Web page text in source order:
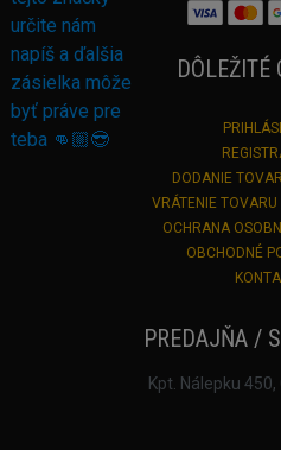
DÔLEŽITÉ
DODANIE
VRÁTENIE
OCHRANA
OBCHODNÉ
PREDAJŇA /
Kpt. Nálepku